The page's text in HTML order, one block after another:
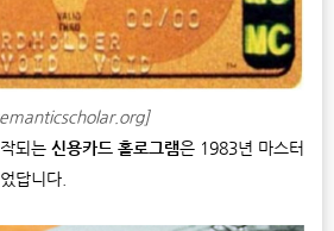
되는 신용카드 홀로그램은 1983년 마스터
답니다.